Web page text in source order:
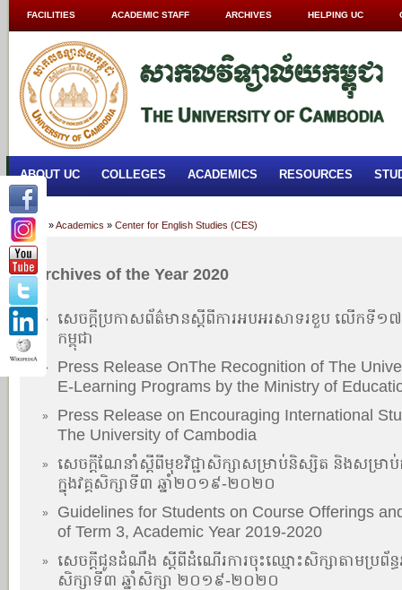
FACILITIES ACADEMIC STAFF ARCHIVES HELPING UC
ABOUT UC COLLEGES ACADEMICS RESOURCES
Home »Academics » Center for English Studies (CES)
Archives of the Year 2020
»
សេចក្តីប្រកាសព័ត៌មានស្តីពីការអបអរសាទរខួប លើកទី
កម្ពុជា
»
Press Release​​ ​On​The Recognition of The
E-Learning Programs by the Ministry of
»
Press Release on Encouraging International
The University of Cambodia
»
សេចក្តីណែនាំស្តីពីមុខវិជ្ជាសិក្សាសម្រាប់និស្សិត និងសម្រាប់
ក្នុងវគ្គសិក្សាទី៣ ឆ្នាំ២០១៩-២០២០
»
Guidelines for Students on Course Offerings
of Term 3, Academic Year 2019-2020
»
សេចក្តីជូនដំណឹង ស្តីពីដំណើរការចុះឈ្មោះសិក្សាតាមប្រព័ន្
សិក្សាទី៣ ឆ្នាំសិក្សា ២០១៩-២០២០